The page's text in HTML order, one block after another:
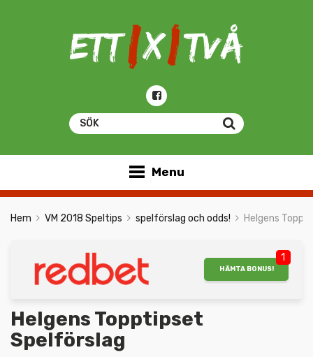
Menu
Hem VM 2018 Speltips spelförslag och odds! Helgens
1
HÄMTA BONUS!
Helgens Topptipset
Spelförslag